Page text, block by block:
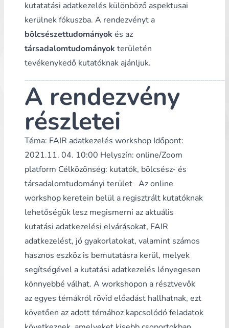
kutatatási adatkezelés különböző aspektusai
kerülnek fókuszba. A rendezvényt a
bölcsészettudományok és az
társadalomtudományok területén
tevékenykedő kutatóknak ajánljuk.
A rendezvény
részletei
Téma: FAIR adatkezelés workshop Időpont:
2021.11. 04. 10:00 Helyszín: online/Zoom
platform Célközönség: kutatók, bölcsész- és
társadalomtudományi terület Az online
workshop keretein belül a regisztrált kutatóknak
lehetőségük lesz megismerni az aktuális
kutatási adatkezelési elvárásokat, FAIR
adatkezelést, jó gyakorlatokat, valamint számos
hasznos eszköz is bemutatásra kerül, melyek
segítségével a kutatási adatkezelés lényegesen
könnyebbé válhat. A workshopon a résztvevők
az egyes témákról rövid előadást hallhatnak, ezt
követően az adott témához kapcsolódó feladatok